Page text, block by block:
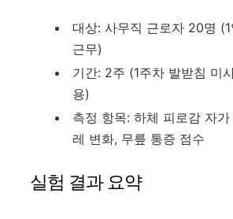
대상: 사무직 근로자 20명
근무)
기간: 2주 (1주차 발받침 미
용)
측정 항목: 하체 피로감 자
레 변화, 무릎 통증 점수
실험 결과 요약